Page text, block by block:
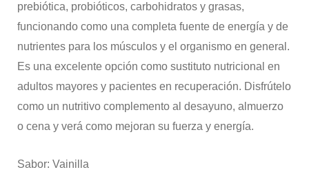
prebiótica, probióticos, carbohidratos y grasas,
funcionando como una completa fuente de energía y de
nutrientes para los músculos y el organismo en general.
Es una excelente opción como sustituto nutricional en
adultos mayores y pacientes en recuperación. Disfrútelo
como un nutritivo complemento al desayuno, almuerzo
o cena y verá como mejoran su fuerza y energía.
Sabor: Vainilla